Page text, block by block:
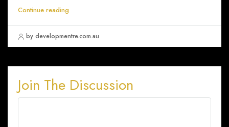
Continue reading
by developmentre.com.au
Join The Discussion